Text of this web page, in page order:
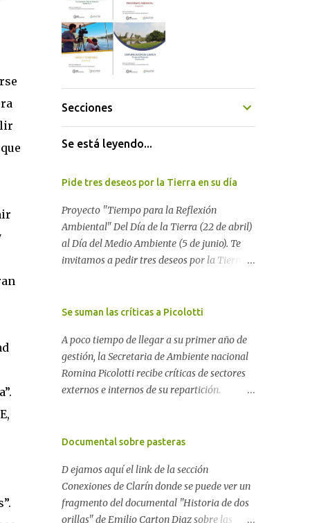
Secciones
Se está leyendo...
Pide tres deseos por la Tierra en su día
Proyecto "Tiempo para la Reflexión
Ambiental" Del Día de la Tierra (22 de abril)
al Día del Medio Ambiente (5 de junio). Te
invitamos a pedir tres deseos por la Tierra:
Casa Si tenés una página web o un blog te
la Tierra. Después, envíanos tu mensaje a
nuestro blog para reunir todos los pedidos.
Si no tenés una página web, dejá tus tres
deseos aquí. O enviálo a
nos escuchen Ver más sobre el Proyecto
deseos pueden expresarse poéticamente: Ver
"Oda a la Tierra" Nuestros tres deseos. 1)
Devolver los bosques que dan vida a la
Se suman las críticas a Picolotti
A poco tiempo de llegar a su primer año de
gestión, la Secretaria de Ambiente nacional
Romina Picolotti recibe críticas de sectores
externos e internos de su repartición.
lado el conflicto por las pasteras y está
sin motivos aparentes. Las comunidades
perjudicadas por algún tipo de
contaminación y las organizaciones
Documental sobre pasteras
D ejamos aquí el link de la sección
Conexiones de Clarín donde se puede ver un
fragmento del documental "Historia de dos
orillas" de Emilio Carton Diaz sobre las